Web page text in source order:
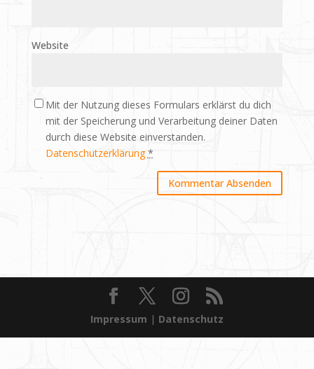
Website
Mit der Nutzung dieses Formulars erklärst du dich
mit der Speicherung und Verarbeitung deiner Daten
durch diese Website einverstanden.
Datenschutzerklärung *
Impressum | Datenschutz